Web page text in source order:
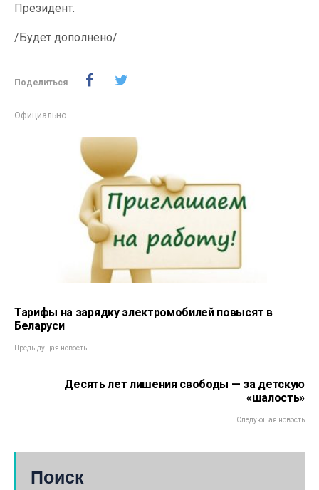
Президент.
/Будет дополнено/
Поделиться
Официально
Тарифы на зарядку электромобилей повысят в
Беларуси
Предыдущая новость
Десять лет лишения свободы — за детскую
«шалость»
Следующая новость
Поиск